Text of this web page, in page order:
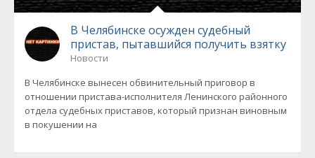
В Челябинске осужден судебный
пристав, пытавшийся получить взятку
Новости
В Челябинске вынесен обвинительный приговор в
отношении пристава-исполнителя Ленинского районного
отдела судебных приставов, который признан виновным
в покушении на